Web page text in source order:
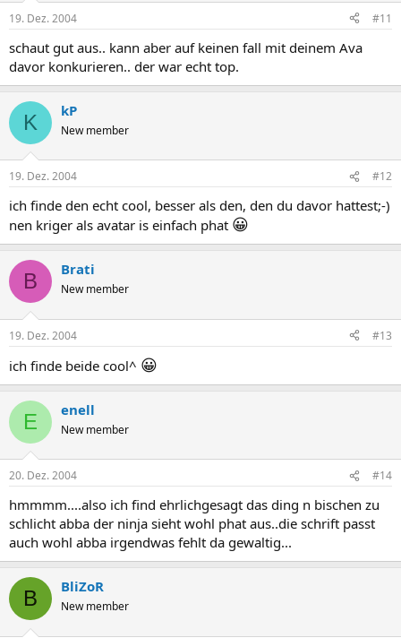
19. Dez. 2004 #11
schaut gut aus.. kann aber auf keinen fall mit deinem Ava
davor konkurieren.. der war echt top.
K kP
New member
19. Dez. 2004 #12
ich finde den echt cool, besser als den, den du davor hattest;-)
nen kriger als avatar is einfach phat 😀
B Brati
New member
19. Dez. 2004 #13
ich finde beide cool^ 😀
E enell
New member
20. Dez. 2004 #14
hmmmm....also ich find ehrlichgesagt das ding n bischen zu
schlicht abba der ninja sieht wohl phat aus..die schrift passt
auch wohl abba irgendwas fehlt da gewaltig...
B BliZoR
New member